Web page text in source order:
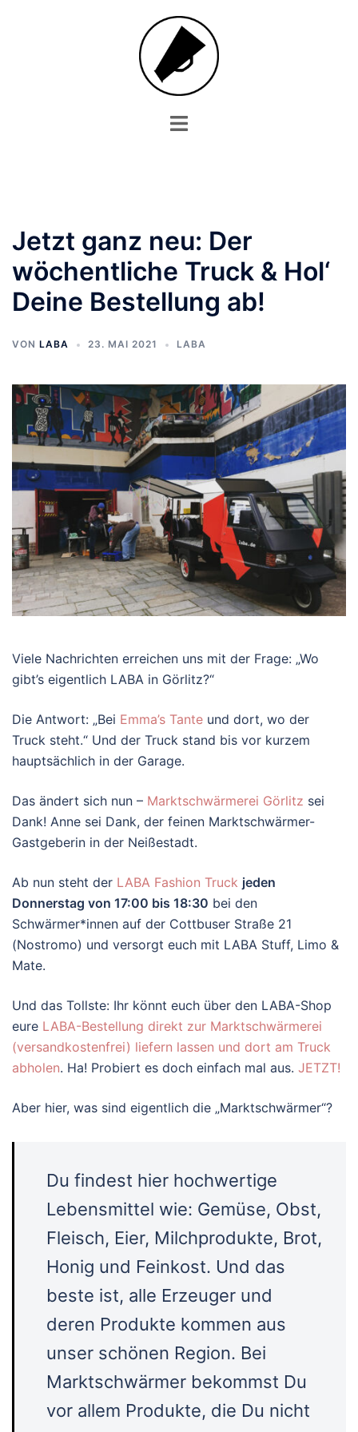
Menü
Jetzt ganz neu: Der
wöchentliche Truck & Hol‘
Deine Bestellung ab!
VON LABA 23. MAI 2021 LABA
Viele Nachrichten erreichen uns mit der Frage: „Wo
gibt’s eigentlich LABA in Görlitz?“
Die Antwort: „Bei Emma’s Tante und dort, wo der
Truck steht.“ Und der Truck stand bis vor kurzem
hauptsächlich in der Garage.
Das ändert sich nun – Marktschwärmerei Görlitz sei
Dank! Anne sei Dank, der feinen Marktschwärmer-
Gastgeberin in der Neißestadt.
Ab nun steht der LABA Fashion Truck jeden
Donnerstag von 17:00 bis 18:30 bei den
Schwärmer*innen auf der Cottbuser Straße 21
(Nostromo) und versorgt euch mit LABA Stuff, Limo &
Mate.
Und das Tollste: Ihr könnt euch über den LABA-Shop
eure LABA-Bestellung direkt zur Marktschwärmerei
(versandkostenfrei) liefern lassen und dort am Truck
abholen. Ha! Probiert es doch einfach mal aus. JETZT!
Aber hier, was sind eigentlich die „Marktschwärmer“?
Du findest hier hochwertige
Lebensmittel wie: Gemüse, Obst,
Fleisch, Eier, Milchprodukte, Brot,
Honig und Feinkost. Und das
beste ist, alle Erzeuger und
deren Produkte kommen aus
unser schönen Region. Bei
Marktschwärmer bekommst Du
vor allem Produkte, die Du nicht